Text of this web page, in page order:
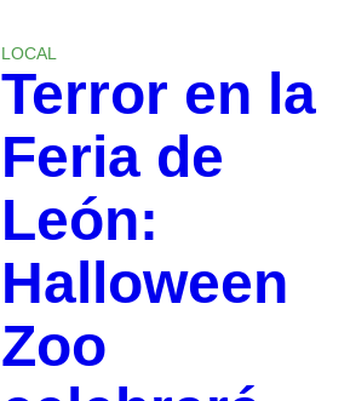
LOCAL
Terror en la
Feria de
León:
Halloween
Zoo